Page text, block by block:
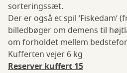
sorteringssæt.
Der er også et spil ’Fiskedam’
billedbøger om demens til
om forholdet mellem
Kufferten vejer 6 kg
Reserver kuffert 15